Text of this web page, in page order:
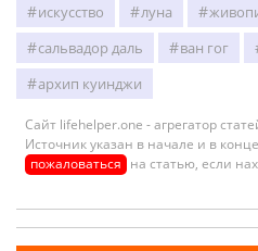
искусство луна
сальвадор даль
ван гог
архип куинджи
Сайт lifehelper.one - агрегатор
Источник указан в начале и в
пожаловаться на статью, если